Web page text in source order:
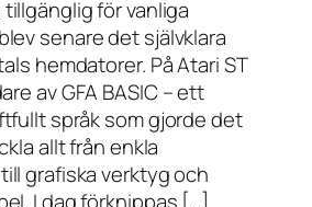
för vanliga
senare det självklara
hemdatorer. På Atari ST
av GFA BASIC – ett
språk som gjorde det
allt från enkla
grafiska verktyg och